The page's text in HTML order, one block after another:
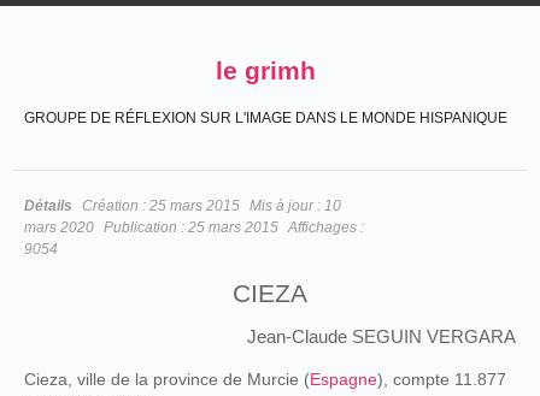
le grimh
GROUPE DE RÉFLEXION SUR L'IMAGE DANS LE MONDE HISPANIQUE
Détails Création : 25 mars 2015 Mis à jour : 10
mars 2020 Publication : 25 mars 2015 Affichages :
9054
CIEZA
Jean-Claude SEGUIN VERGARA
Cieza, ville de la province de Murcie (Espagne), compte 11.877